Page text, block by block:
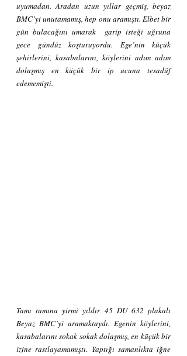
uyumadan. Aradan uzun yıllar geçmiş, beyaz
BMC’yi unutamamış, hep onu aramıştı. Elbet bir
gün bulacağını umarak  garip isteği uğruna
gece gündüz koşturuyordu. Ege’nin küçük
şehirlerini, kasabalarını, köylerini adım adım
dolaşmış en küçük bir ip ucuna tesadüf
edememişti.
Tamı tamına yirmi yıldır 45 DU 632 plakalı
Beyaz BMC’yi aramaktaydı. Egenin köylerini,
kasabalarını sokak sokak dolaşmış, en küçük bir
izine rastlayamamıştı. Yaptığı samanlıkta iğne